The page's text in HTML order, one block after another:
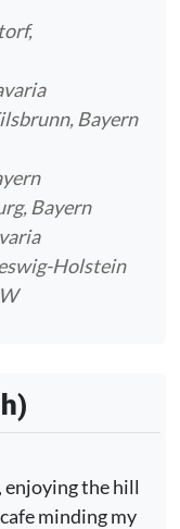
Bayern
Bayern
Holstein
enjoying the hill
minding my